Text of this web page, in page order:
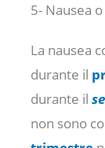
5- Nausea
La nausea
durante il
durante il
non sono